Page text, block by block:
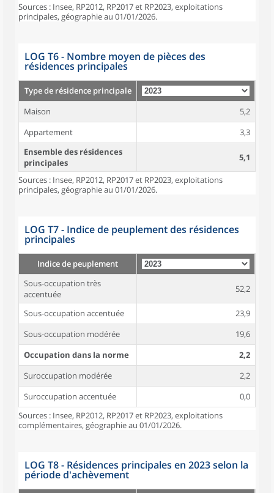
Sources : Insee, RP2012, RP2017 et RP2023, exploitations
principales, géographie au 01/01/2026.
LOG T6 - Nombre moyen de pièces des
résidences principales
Type de résidence principale
Maison
5,2
Appartement
3,3
Ensemble des résidences
principales
5,1
Sources : Insee, RP2012, RP2017 et RP2023, exploitations
principales, géographie au 01/01/2026.
LOG T7 - Indice de peuplement des résidences
principales
Indice de peuplement
Sous-occupation très
accentuée
52,2
Sous-occupation accentuée
23,9
Sous-occupation modérée
19,6
Occupation dans la norme
2,2
Suroccupation modérée
2,2
Suroccupation accentuée
0,0
Sources : Insee, RP2012, RP2017 et RP2023, exploitations
complémentaires, géographie au 01/01/2026.
LOG T8 - Résidences principales en 2023 selon la
période d'achèvement